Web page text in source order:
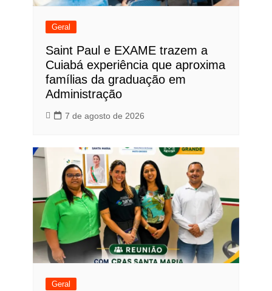
Geral
Saint Paul e EXAME trazem a
Cuiabá experiência que aproxima
famílias da graduação em
Administração
7 de agosto de 2026
Geral